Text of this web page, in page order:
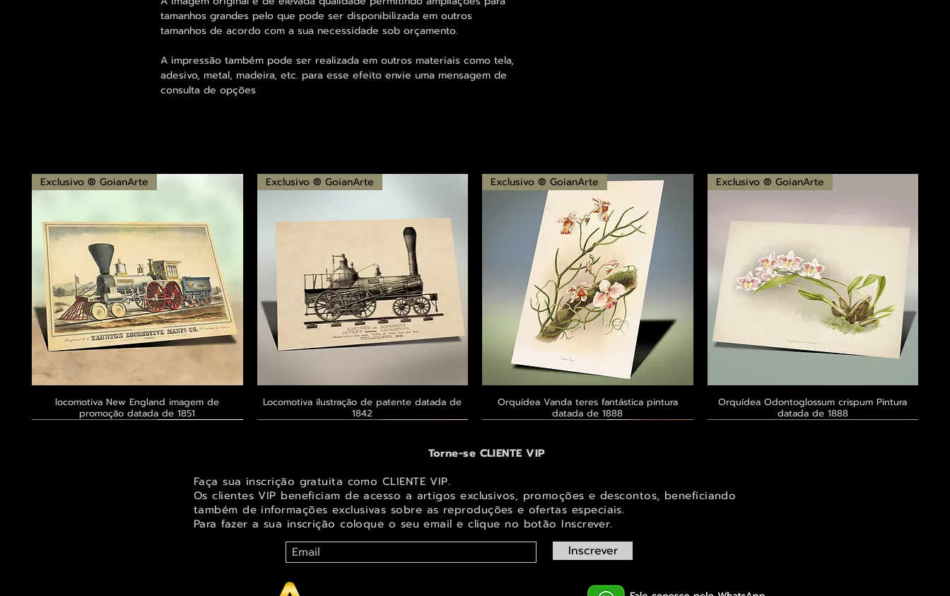
tamanhos grandes pelo que pode ser disponibilizada em outros
tamanhos de acordo com a sua necessidade sob orçamento.
A impressão também pode ser realizada em outros materiais como tela,
adesivo, metal, madeira, etc. para esse efeito envie uma mensagem de
consulta de opções
Visualização rápida
Exclusivo ® GoianArte
locomotiva New England imagem de
promoção datada de 1851
Visualização rápida
Exclusivo ® GoianArte
Locomotiva ilustração de patente datada de
1842
Visualização rápida
Exclusivo ® GoianArte
Orquídea Vanda teres fantástica pintura
datada de 1888
Visualização rápida
Exclusivo ® GoianArte
Orquídea Odontoglossum crispum Pintura
datada de 1888
Torne-se CLIENTE VIP
Faça sua inscrição gratuita como CLIENTE VIP.
Os clientes VIP beneficiam de acesso a artigos exclusivos, promoções e descontos, beneficiando
também de informações exclusivas sobre as reproduções e ofertas especiais.
Para fazer a sua inscrição coloque o seu email e clique no botão Inscrever.
Inscrever